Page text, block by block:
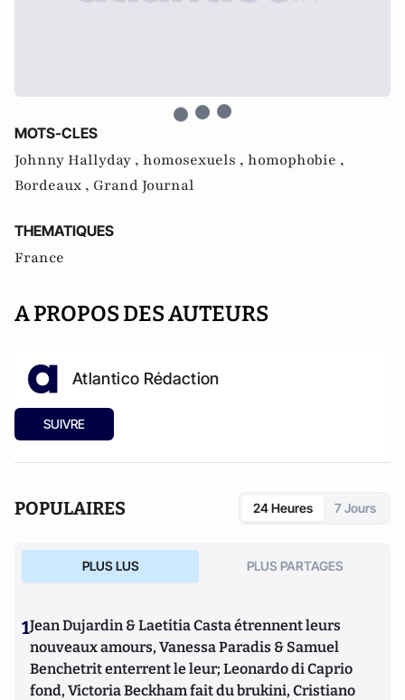
MOTS-CLES
Johnny Hallyday , homosexuels , homophobie ,
Bordeaux , Grand Journal
THEMATIQUES
France
A PROPOS DES AUTEURS
Atlantico Rédaction
SUIVRE
POPULAIRES 24 Heures 7 Jours
PLUS LUS PLUS PARTAGES
1Jean Dujardin & Laetitia Casta étrennent leurs
nouveaux amours, Vanessa Paradis & Samuel
Benchetrit enterrent le leur; Leonardo di Caprio
fond, Victoria Beckham fait du brukini, Cristiano